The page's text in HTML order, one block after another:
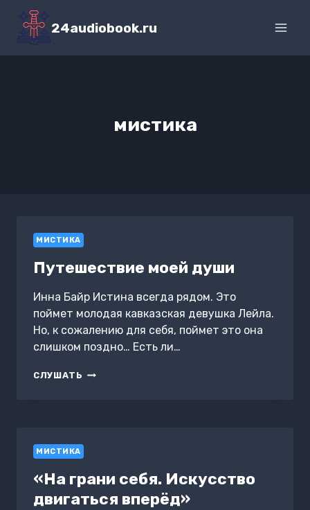
Перейти
содержимому
24audiobook.ru
мистика
МИСТИКА
Путешествие моей души
Инна Байр Истина всегда рядом. Это
поймет молодая кавказская девушка Лейла.
Но, к сожалению для себя, поймет это она
слишком поздно… Есть ли…
СЛУШАТЬ ПУТЕШЕСТВИЕ
МИСТИКА
«На грани себя. Искусство
двигаться вперёд»